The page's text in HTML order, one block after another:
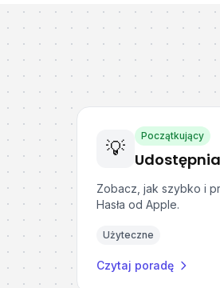
💡
Początkujący
Zobacz, jak szybko i
Hasła od Apple.
Użyteczne
Czytaj poradę